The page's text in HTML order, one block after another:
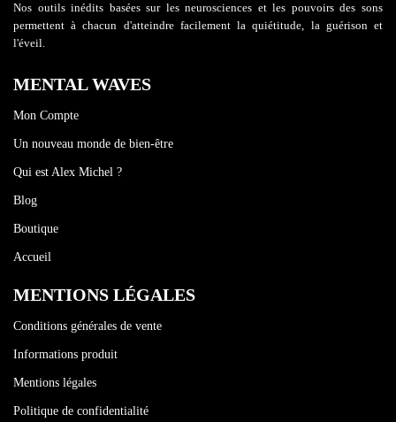
Nos outils inédits basées sur les neurosciences et les pouvoirs des sons
permettent à chacun d'atteindre facilement la quiétitude, la guérison et
l'éveil.
MENTAL WAVES
Mon Compte
Un nouveau monde de bien-être
Qui est Alex Michel ?
Blog
Boutique
Accueil
MENTIONS LÉGALES
Conditions générales de vente
Informations produit
Mentions légales
Politique de confidentialité